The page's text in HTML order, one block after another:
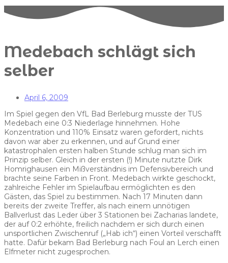
Medebach schlägt sich
selber
April 6, 2009
Im Spiel gegen den VfL Bad Berleburg musste der TUS
Medebach eine 0:3 Niederlage hinnehmen. Hohe
Konzentration und 110% Einsatz waren gefordert, nichts
davon war aber zu erkennen, und auf Grund einer
katastrophalen ersten halben Stunde schlug man sich im
Prinzip selber. Gleich in der ersten (!) Minute nutzte Dirk
Homrighausen ein Mißverständnis im Defensivbereich und
brachte seine Farben in Front. Medebach wirkte geschockt,
zahlreiche Fehler im Spielaufbau ermöglichten es den
Gästen, das Spiel zu bestimmen. Nach 17 Minuten dann
bereits der zweite Treffer, als nach einem unnötigen
Ballverlust das Leder über 3 Stationen bei Zacharias landete,
der auf 0:2 erhöhte, freilich nachdem er sich durch einen
unsportlichen Zwischenruf („Hab ich“) einen Vorteil verschafft
hatte. Dafür bekam Bad Berleburg nach Foul an Lerch einen
Elfmeter nicht zugesprochen.